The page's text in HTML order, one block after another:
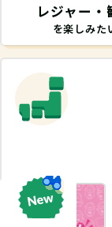
レジャー・
を楽しみた